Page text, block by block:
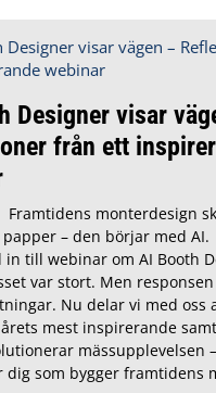
Designer visar
från ett
Framtidens monterdesign
– den börjar med AI.
in till webinar om AI Booth
var stort. Men
Nu delar vi med oss
mest inspirerande
mässupplevelsen
dig som bygger framtidens